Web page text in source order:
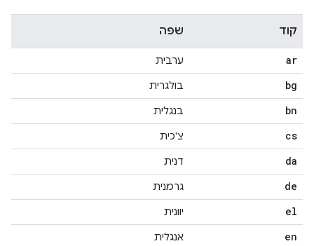
קוד שפה
ar ערבית
bg בולגרית
bn בנגלית
cs צ'כית
da דנית
de גרמנית
el יוונית
en אנגלית